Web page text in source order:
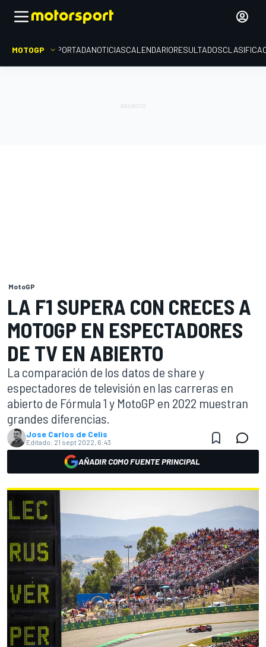
MOTOGP PORTADANOTICIASCALENDARIORESULTADOS
MotoGP
LA F1 SUPERA CON CRECES A
MOTOGP EN ESPECTADORES
DE TV EN ABIERTO
La comparación de los datos de share y
espectadores de televisión en las carreras en
abierto de Fórmula 1 y MotoGP en 2022 muestran
grandes diferencias.
Jose Carlos de Celis
Editado: 21 sept 2022, 6:43
AÑADIR COMO FUENTE PRINCIPAL